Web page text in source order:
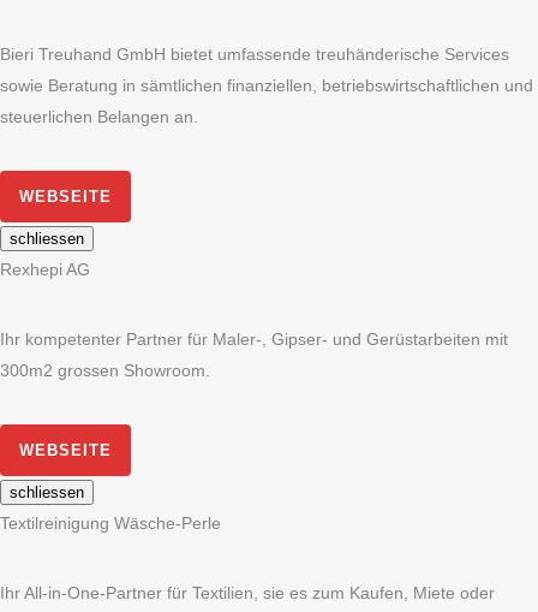
Bieri Treuhand GmbH bietet umfassende treuhänderische Services
sowie Beratung in sämtlichen finanziellen, betriebswirtschaftlichen und
steuerlichen Belangen an.
WEBSEITE
schliessen
Rexhepi AG
Ihr kompetenter Partner für Maler-, Gipser- und Gerüstarbeiten mit
300m2 grossen Showroom.
WEBSEITE
schliessen
Textilreinigung Wäsche-Perle
Ihr All-in-One-Partner für Textilien, sie es zum Kaufen, Miete oder